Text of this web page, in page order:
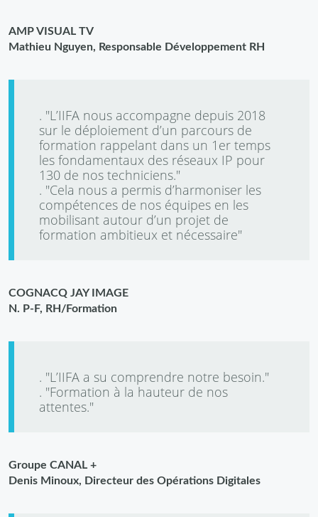
AMP VISUAL TV
Mathieu Nguyen, Responsable Développement RH
. "L’IIFA nous accompagne depuis 2018
sur le déploiement d’un parcours de
formation rappelant dans un 1er temps
les fondamentaux des réseaux IP pour
130 de nos techniciens."
. "Cela nous a permis d’harmoniser les
compétences de nos équipes en les
mobilisant autour d’un projet de
formation ambitieux et nécessaire"
COGNACQ JAY IMAGE
N. P-F, RH/Formation
. "L’IIFA a su comprendre notre besoin."
. "Formation à la hauteur de nos
attentes."
Groupe CANAL +
Denis Minoux, Directeur des Opérations Digitales